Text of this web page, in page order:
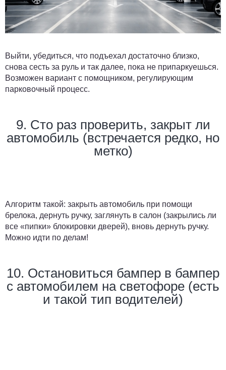
Выйти, убедиться, что подъехал достаточно близко,
снова сесть за руль и так далее, пока не припаркуешься.
Возможен вариант с помощником, регулирующим
парковочный процесс.
9. Сто раз проверить, закрыт ли
автомобиль (встречается редко, но
метко)
Алгоритм такой: закрыть автомобиль при помощи
брелока, дернуть ручку, заглянуть в салон (закрылись ли
все «пипки» блокировки дверей), вновь дернуть ручку.
Можно идти по делам!
10. Остановиться бампер в бампер
с автомобилем на светофоре (есть
и такой тип водителей)